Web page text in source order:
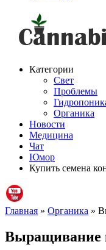
Категории
Свет
Проблемы
Органика
Новости
Медицина
Чат
Юмор
Купить семена
Главная » Органика »
Выращивание